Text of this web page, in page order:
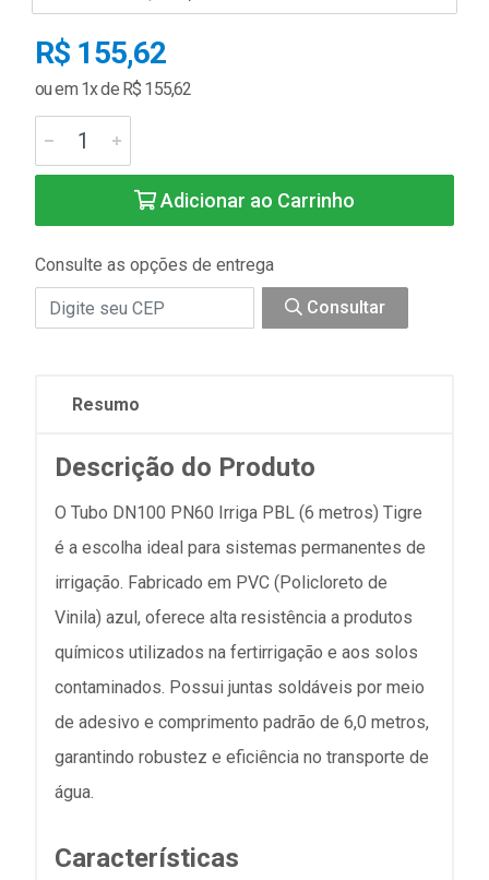
R$ 155,62
ou em 1x de R$ 155,62
Adicionar ao Carrinho
Consulte as opções de entrega
Consultar
Resumo
Descrição do Produto
O Tubo DN100 PN60 Irriga PBL (6 metros) Tigre
é a escolha ideal para sistemas permanentes de
irrigação. Fabricado em PVC (Policloreto de
Vinila) azul, oferece alta resistência a produtos
químicos utilizados na fertirrigação e aos solos
contaminados. Possui juntas soldáveis por meio
de adesivo e comprimento padrão de 6,0 metros,
garantindo robustez e eficiência no transporte de
água.
Características